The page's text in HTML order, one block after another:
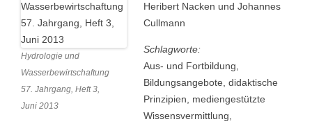
Hydrologie und
Wasserbewirtschaftung
57. Jahrgang, Heft 3,
Juni 2013
Heribert Nacken und Johannes
Cullmann
Schlagworte:
Aus- und Fortbildung,
Bildungsangebote, didaktische
Prinzipien, mediengestützte
Wissensvermittlung,